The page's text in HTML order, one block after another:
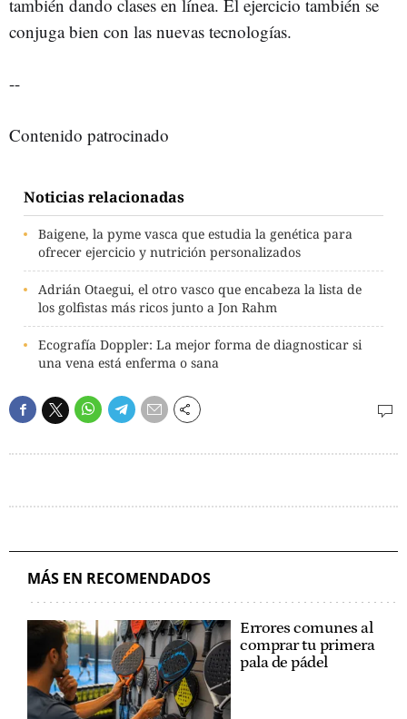
también dando clases en línea. El ejercicio también se
conjuga bien con las nuevas tecnologías.
--
Contenido patrocinado
Noticias relacionadas
Baigene, la pyme vasca que estudia la genética para
ofrecer ejercicio y nutrición personalizados
Adrián Otaegui, el otro vasco que encabeza la lista de
los golfistas más ricos junto a Jon Rahm
Ecografía Doppler: La mejor forma de diagnosticar si
una vena está enferma o sana
MÁS EN RECOMENDADOS
Errores comunes al
comprar tu primera
pala de pádel